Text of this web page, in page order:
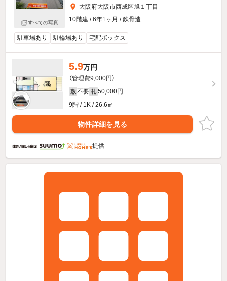
すべての写真
大阪府大阪市西成区旭１丁目
10階建 / 6年1ヶ月 / 鉄骨造
駐車場あり 駐輪場あり 宅配ボックス
5.9万円
（管理費9,000円）
敷 不要 礼 50,000円
9階 / 1K / 26.6㎡
物件詳細を見る
提供